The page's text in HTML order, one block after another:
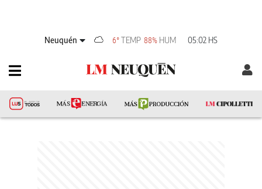
Neuquén 6°TEMP 88% HUM 05:02 HS